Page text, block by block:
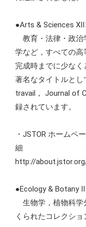
●Arts & Sciences
教育・法律・政治
学など，すべての高
完成時までに少なく
著名なタイトルとし
travail， Journal of
録されています。
・JSTOR ホームペ
細
http://
●Ecology & Botany
生物学，植物科学
くられたコレクシ